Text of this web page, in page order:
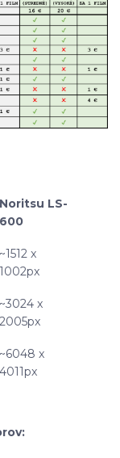
Noritsu LS-
600
~1512 x
1002px
~3024 x
2005px
~6048 x
4011px